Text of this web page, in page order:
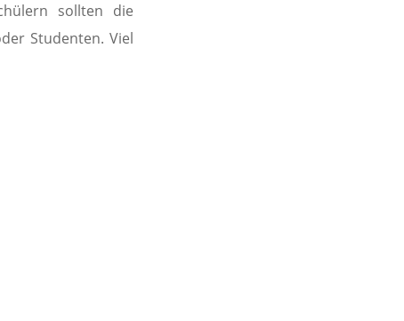
sollten die
Studenten. Viel